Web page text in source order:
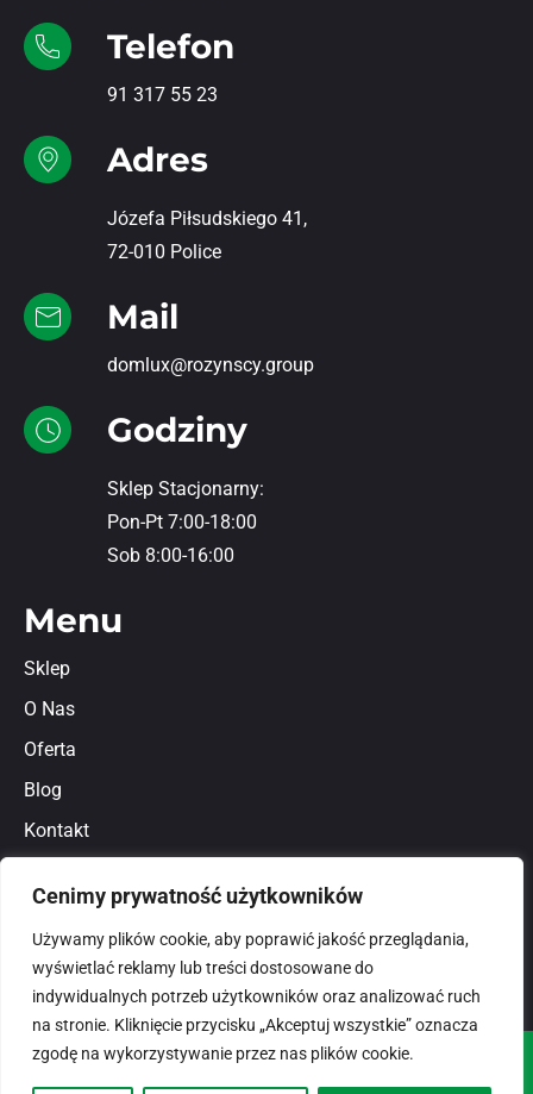
Cenimy prywatność użytkowników
Używamy plików cookie, aby poprawić jakość przeglądania,
wyświetlać reklamy lub treści dostosowane do
indywidualnych potrzeb użytkowników oraz analizować ruch
na stronie. Kliknięcie przycisku „Akceptuj wszystkie” oznacza
zgodę na wykorzystywanie przez nas plików cookie.
Telefon
91 317 55 23
Adres
Józefa Piłsudskiego 41,
72-010 Police
Mail
domlux@rozynscy.group
Godziny
Sklep Stacjonarny:
Pon-Pt 7:00-18:00
Sob 8:00-16:00
Menu
Sklep
O Nas
Oferta
Blog
Kontakt
Polityka prywatności